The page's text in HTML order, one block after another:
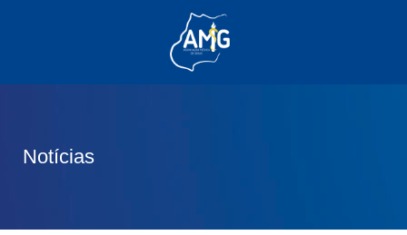
Notícias